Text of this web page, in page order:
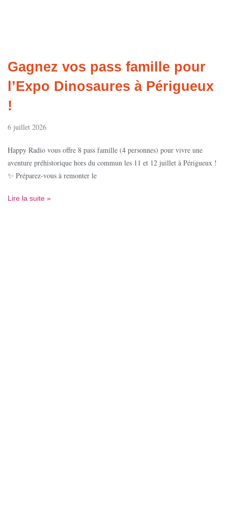
Gagnez vos pass famille pour
l’Expo Dinosaures à Périgueux
!
6 juillet 2026
Happy Radio vous offre 8 pass famille (4 personnes) pour vivre une
aventure préhistorique hors du commun les 11 et 12 juillet à Périgueux !
✨ Préparez-vous à remonter le
Lire la suite »